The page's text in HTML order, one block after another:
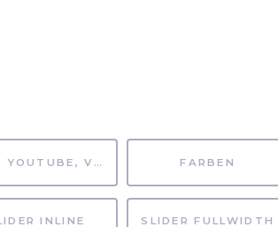
MP4, YOUTUBE, VIMEO FARBEN
INLINE SLIDER FULLWIDTH